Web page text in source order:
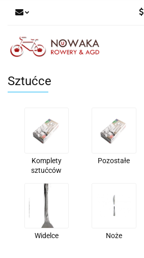
Sztućce
Komplety
sztućców
Pozostałe
Widelce Noże